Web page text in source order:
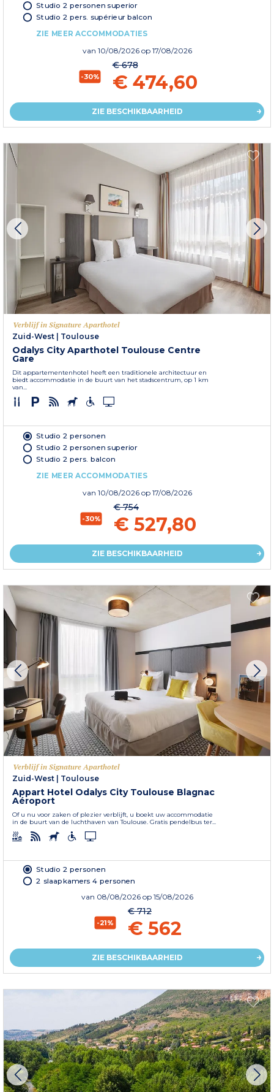
Studio 2 personen superior
Studio 2 pers. supérieur balcon
ZIE MEER ACCOMMODATIES
van 10/08/2026 op 17/08/2026
-30%
€ 678
€ 474,60
ZIE BESCHIKBAARHEID
Verblijf in Signature Aparthotel
Zuid-West
Toulouse
Odalys City Aparthotel Toulouse Centre
Gare
Dit appartementenhotel heeft een traditionele architectuur en
biedt accommodatie in de buurt van het stadscentrum, op 1 km
van...
Studio 2 personen
Studio 2 personen superior
Studio 2 pers. balcon
ZIE MEER ACCOMMODATIES
van 10/08/2026 op 17/08/2026
-30%
€ 754
€ 527,80
ZIE BESCHIKBAARHEID
Verblijf in Signature Aparthotel
Zuid-West
Toulouse
Appart Hotel Odalys City Toulouse Blagnac
Aéroport
Of u nu voor zaken of plezier verblijft, u boekt uw accommodatie
in de buurt van de luchthaven van Toulouse. Gratis pendelbus ter...
Studio 2 personen
2 slaapkamers 4 personen
van 08/08/2026 op 15/08/2026
-21%
€ 712
€ 562
ZIE BESCHIKBAARHEID